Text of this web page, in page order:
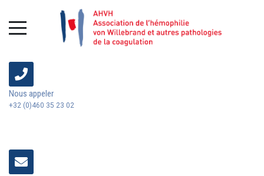
Nous appeler
+32 (0)460 35 23 02